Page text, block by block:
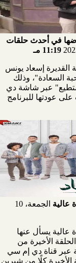
في أحدث حلقات
11:19 مـ
القديرة إسعاد يونس
السعادة"، وذلك
عبر شاشة دي
عودتها للبرنامج
عالية
الجمعة، 10
عالية يسأل عنها
الأخيرة من
عبر قناة دي إم سي
الأخيرة كلًا من شيرين